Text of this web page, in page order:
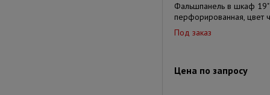
Фальшпанель в шкаф
перфорированная, цвет
Под заказ
Цена по запросу